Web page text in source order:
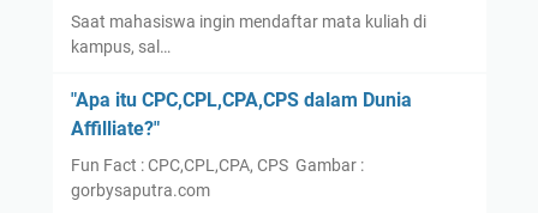
Saat mahasiswa ingin mendaftar mata kuliah di
kampus, sal…
"Apa itu CPC,CPL,CPA,CPS dalam Dunia
Affilliate?"
Fun Fact : CPC,CPL,CPA, CPS Gambar :
gorbysaputra.com